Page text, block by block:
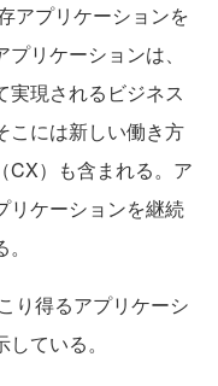
アプリケーションを
リケーションは、
実現されるビジネス
こには新しい働き方
CX）も含まれる。ア
リケーションを継続
り得るアプリケーシ
ている。